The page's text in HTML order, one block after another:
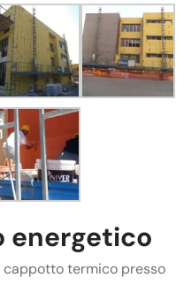
energetico
termico presso